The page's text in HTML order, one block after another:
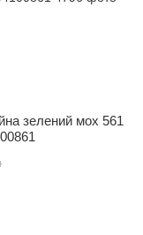
зелений мох 561